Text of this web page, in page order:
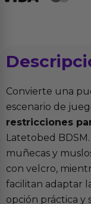
Convierte una
escenario de
restricciones
Latetobed
muñecas y
con velcro,
facilitan adaptar
opción práctica y